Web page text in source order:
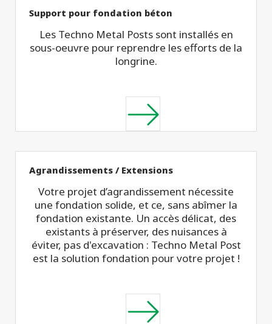
Support pour fondation béton
Les Techno Metal Posts sont installés en
sous-oeuvre pour reprendre les efforts de la
longrine.
Agrandissements / Extensions
Votre projet d’agrandissement nécessite
une fondation solide, et ce, sans abîmer la
fondation existante. Un accès délicat, des
existants à préserver, des nuisances à
éviter, pas d'excavation : Techno Metal Post
est la solution fondation pour votre projet !